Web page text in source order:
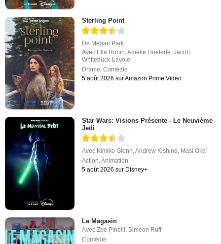
Sterling Point
De Megan Park
Avec Ella Rubin,Amélie Hoeferle,Jacob
Whiteduck-Lavoie
Drame,Comédie
5 août 2026 sur Amazon Prime Video
Star Wars: Visions Présente - Le Neuvième
Jedi
Avec Kimiko Glenn,Andrew Kishino, Masi Oka
Action,Animation
5 août 2026 sur Disney+
Le Magasin
AvecZoé Pinelli ,Siméon Ruff
Comédie